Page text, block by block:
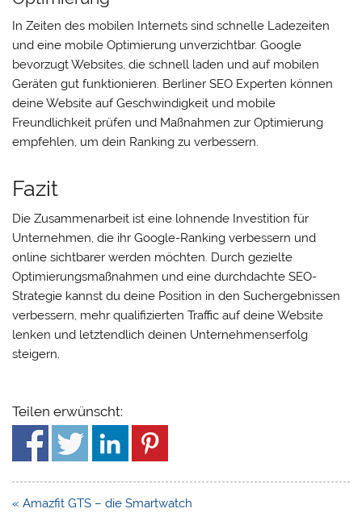
In Zeiten des mobilen Internets sind schnelle Ladezeiten
und eine mobile Optimierung unverzichtbar. Google
bevorzugt Websites, die schnell laden und auf mobilen
Geräten gut funktionieren. Berliner SEO Experten können
deine Website auf Geschwindigkeit und mobile
Freundlichkeit prüfen und Maßnahmen zur Optimierung
empfehlen, um dein Ranking zu verbessern.
Fazit
Die Zusammenarbeit ist eine lohnende Investition für
Unternehmen, die ihr Google-Ranking verbessern und
online sichtbarer werden möchten. Durch gezielte
Optimierungsmaßnahmen und eine durchdachte SEO-
Strategie kannst du deine Position in den Suchergebnissen
verbessern, mehr qualifizierten Traffic auf deine Website
lenken und letztendlich deinen Unternehmenserfolg
steigern.
Teilen erwünscht:
Beitragsnavigation
« Amazfit GTS – die Smartwatch